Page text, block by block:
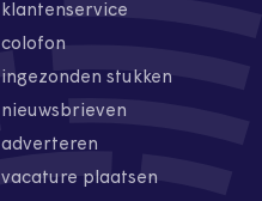
klantenservice
colofon
ingezonden stukken
nieuwsbrieven
adverteren
vacature plaatsen